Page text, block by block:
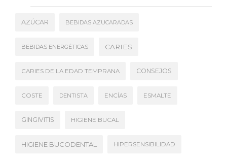
AZÚCAR BEBIDAS AZUCARADAS
BEBIDAS ENERGÉTICAS CARIES
CARIES DE LA EDAD TEMPRANA CONSEJOS
COSTE DENTISTA ENCÍAS ESMALTE
GINGIVITIS HIGIENE BUCAL
HIGIENE BUCODENTAL HIPERSENSIBILIDAD